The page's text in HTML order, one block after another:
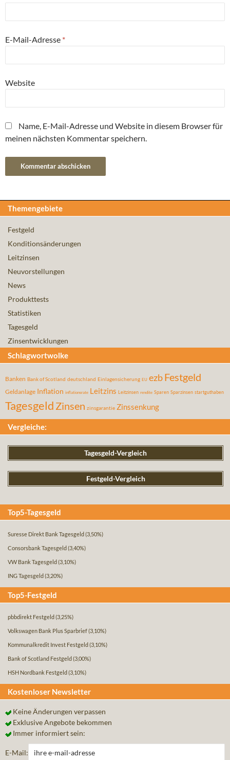
E-Mail-Adresse *
Website
Name, E-Mail-Adresse und Website in diesem Browser für
meinen nächsten Kommentar speichern.
Themengebiete
Festgeld
Konditionsänderungen
Leitzinsen
Neuvorstellungen
News
Produkttests
Statistiken
Tagesgeld
Zinsentwicklungen
Schlagwortwolke
Banken Bank of Scotland deutschland Einlagensicherung EU ezbFestgeld
Geldanlage Inflation inflationsrate Leitzins Leitzinsen rendite Sparen Sparzinsen startguthaben
Tagesgeld Zinsen zinsgarantie Zinssenkung
Vergleiche:
Tagesgeld-Vergleich
Festgeld-Vergleich
Top5-Tagesgeld
Suresse Direkt Bank Tagesgeld (3,50%)
Consorsbank Tagesgeld (3,40%)
VW Bank Tagesgeld (3,10%)
ING Tagesgeld (3,20%)
Top5-Festgeld
pbbdirekt Festgeld (3,25%)
Volkswagen Bank Plus Sparbrief(3,10%)
Kommunalkredit Invest Festgeld (3,10%)
Bank of Scotland Festgeld (3,00%)
HSH Nordbank Festgeld (3,10%)
Kostenloser Newsletter
Keine Änderungen verpassen
Exklusive Angebote bekommen
Immer informiert sein:
E-Mail: